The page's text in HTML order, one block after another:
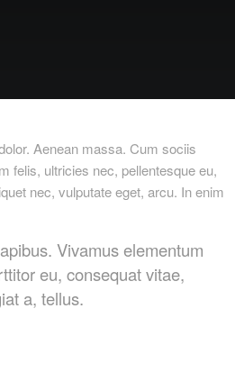
Aenean massa. Cum sociis
felis, ultricies nec, pellentesque eu,
nec, vulputate eget, arcu. In enim
Vivamus elementum
eu, consequat vitae,
a, tellus.